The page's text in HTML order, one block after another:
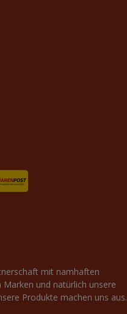
mit namhaften
und natürlich unsere
Produkte machen uns aus.